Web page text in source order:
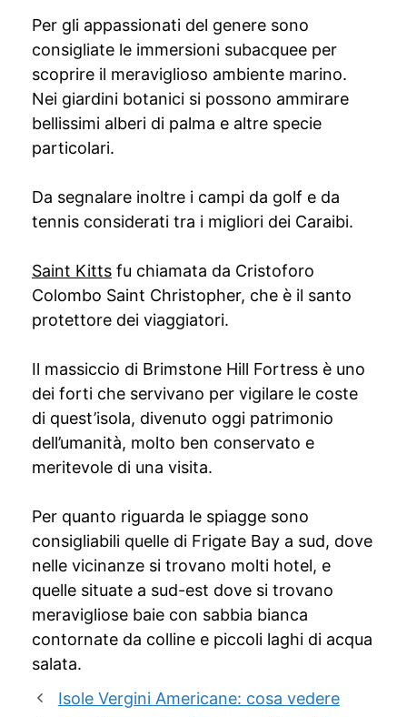
Per gli appassionati del genere sono
consigliate le immersioni subacquee per
scoprire il meraviglioso ambiente marino.
Nei giardini botanici si possono ammirare
bellissimi alberi di palma e altre specie
particolari.
Da segnalare inoltre i campi da golf e da
tennis considerati tra i migliori dei Caraibi.
Saint Kitts fu chiamata da Cristoforo
Colombo Saint Christopher, che è il santo
protettore dei viaggiatori.
Il massiccio di Brimstone Hill Fortress è uno
dei forti che servivano per vigilare le coste
di quest’isola, divenuto oggi patrimonio
dell’umanità, molto ben conservato e
meritevole di una visita.
Per quanto riguarda le spiagge sono
consigliabili quelle di Frigate Bay a sud, dove
nelle vicinanze si trovano molti hotel, e
quelle situate a sud-est dove si trovano
meravigliose baie con sabbia bianca
contornate da colline e piccoli laghi di acqua
salata.
Isole Vergini Americane: cosa vedere